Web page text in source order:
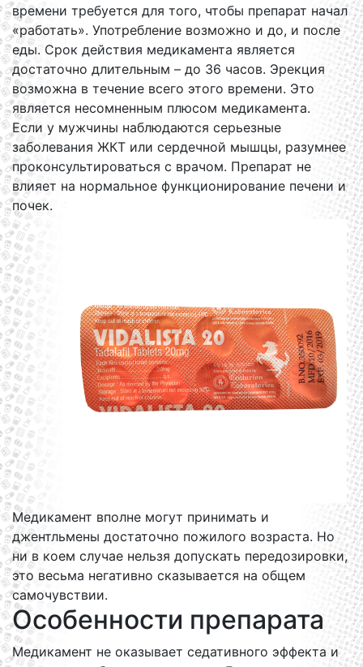
времени требуется для того, чтобы препарат начал
«работать». Употребление возможно и до, и после
еды. Срок действия медикамента является
достаточно длительным – до 36 часов. Эрекция
возможна в течение всего этого времени. Это
является несомненным плюсом медикамента.
Если у мужчины наблюдаются серьезные
заболевания ЖКТ или сердечной мышцы, разумнее
проконсультироваться с врачом. Препарат не
влияет на нормальное функционирование печени и
почек.
Медикамент вполне могут принимать и
джентльмены достаточно пожилого возраста. Но
ни в коем случае нельзя допускать передозировки,
это весьма негативно сказывается на общем
самочувствии.
Особенности препарата
Медикамент не оказывает седативного эффекта и